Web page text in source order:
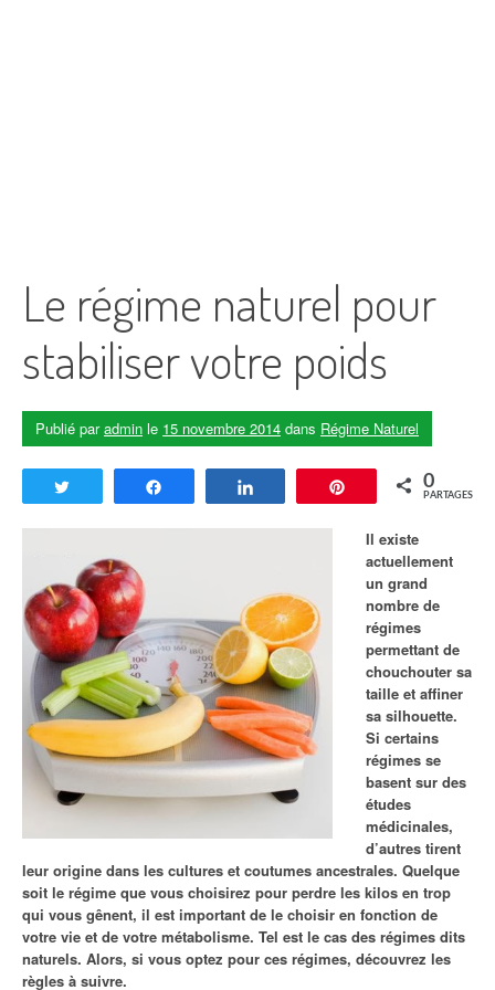
Le régime naturel pour
stabiliser votre poids
Publié paradmin le 15 novembre 2014 dans Régime Naturel
Enregistrer
0
PARTAGES
Il existe
actuellement
un grand
nombre de
régimes
permettant de
chouchouter sa
taille et affiner
sa silhouette.
Si certains
régimes se
basent sur des
études
médicinales,
d’autres tirent
leur origine dans les cultures et coutumes ancestrales. Quelque
soit le régime que vous choisirez pour perdre les kilos en trop
qui vous gênent, il est important de le choisir en fonction de
votre vie et de votre métabolisme. Tel est le cas des régimes dits
naturels. Alors, si vous optez pour ces régimes, découvrez les
règles à suivre.